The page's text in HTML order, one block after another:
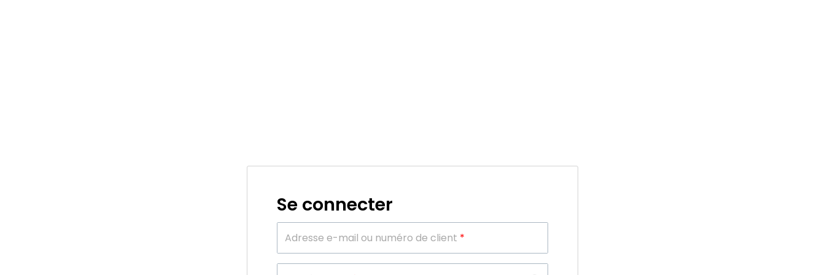
Se connecter
Adresse e-mail ou numéro de client *